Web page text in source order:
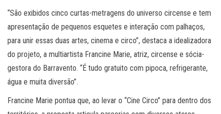
“São exibidos cinco curtas-metragens do universo circense e tem
apresentação de pequenos esquetes e interação com palhaços,
para unir essas duas artes, cinema e circo”, destaca a idealizadora
do projeto, a multiartista Francine Marie, atriz, circense e sócia-
gestora do Barravento. “É tudo gratuito com pipoca, refrigerante,
água e muita diversão”.
Francine Marie pontua que, ao levar o “Cine Circo” para dentro dos